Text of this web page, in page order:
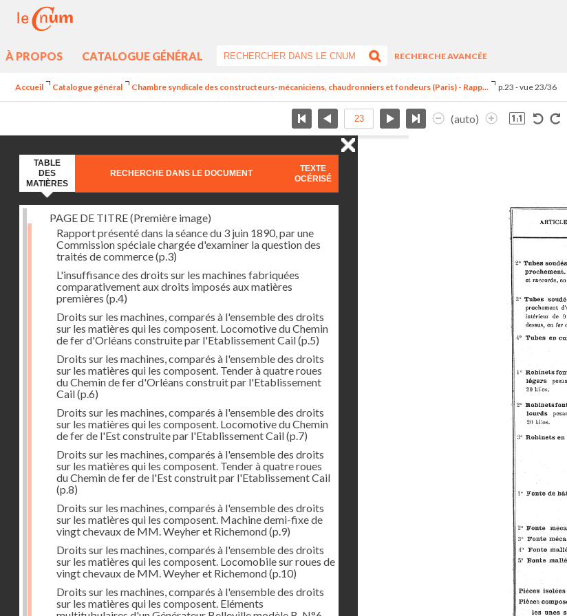
À PROPOS CATALOGUE GÉNÉRAL
RECHERCHE AVANCÉE
Accueil Catalogue général Chambre syndicale des constructeurs-mécaniciens, chaudronniers et fondeurs (Paris) - Rapp... p.23 - vue 23/36
(auto)
TABLE
DES
MATIÈRES
RECHERCHE DANS LE DOCUMENT
TEXTE
OCÉRISÉ
PAGE DE TITRE (Première image)
Rapport présenté dans la séance du 3 juin 1890, par une
Commission spéciale chargée d'examiner la question des
traités de commerce(p.3)
L'insuffisance des droits sur les machines fabriquées
comparativement aux droits imposés aux matières
premières (p.4)
Droits sur les machines, comparés à l'ensemble des droits
sur les matières qui les composent. Locomotive du Chemin
de fer d'Orléans construite par l'Etablissement Cail(p.5)
Droits sur les machines, comparés à l'ensemble des droits
sur les matières qui les composent. Tender à quatre roues
du Chemin de fer d'Orléans construit par l'Etablissement
Cail(p.6)
Droits sur les machines, comparés à l'ensemble des droits
sur les matières qui les composent. Locomotive du Chemin
de fer de l'Est construite par l'Etablissement Cail(p.7)
Droits sur les machines, comparés à l'ensemble des droits
sur les matières qui les composent. Tender à quatre roues
du Chemin de fer de l'Est construit par l'Etablissement Cail
(p.8)
Droits sur les machines, comparés à l'ensemble des droits
sur les matières qui les composent. Machine demi-fixe de
vingt chevaux de MM. Weyher et Richemond(p.9)
Droits sur les machines, comparés à l'ensemble des droits
sur les matières qui les composent. Locomobile sur roues de
vingt chevaux de MM. Weyher et Richemond(p.10)
Droits sur les machines, comparés à l'ensemble des droits
sur les matières qui les composent. Eléments